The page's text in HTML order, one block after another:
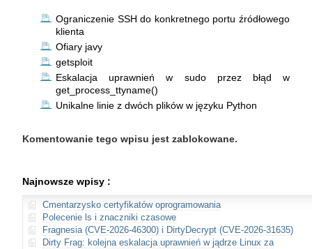
Ograniczenie SSH do konkretnego portu źródłowego
klienta
Ofiary javy
getsploit
Eskalacja uprawnień w sudo przez błąd w
get_process_ttyname()
Unikalne linie z dwóch plików w języku Python
Komentowanie tego wpisu jest zablokowane.
Najnowsze wpisy :
Cmentarzysko certyfikatów oprogramowania
Polecenie ls i znaczniki czasowe
Fragnesia (CVE-2026-46300) i DirtyDecrypt (CVE-2026-31635)
Dirty Frag: kolejna eskalacja uprawnień w jądrze Linux za